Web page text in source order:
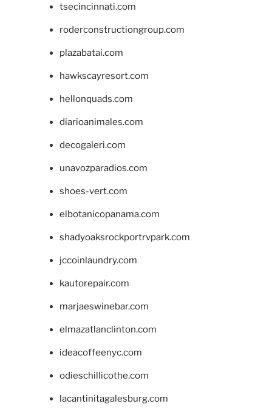
tsecincinnati.com
roderconstructiongroup.com
plazabatai.com
hawkscayresort.com
hellonquads.com
diarioanimales.com
decogaleri.com
unavozparadios.com
shoes-vert.com
elbotanicopanama.com
shadyoaksrockportrvpark.com
jccoinlaundry.com
kautorepair.com
marjaeswinebar.com
elmazatlanclinton.com
ideacoffeenyc.com
odieschillicothe.com
lacantinitagalesburg.com